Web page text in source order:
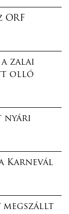
ORF
zalai
olló
nyári
Karnevál
megszállt